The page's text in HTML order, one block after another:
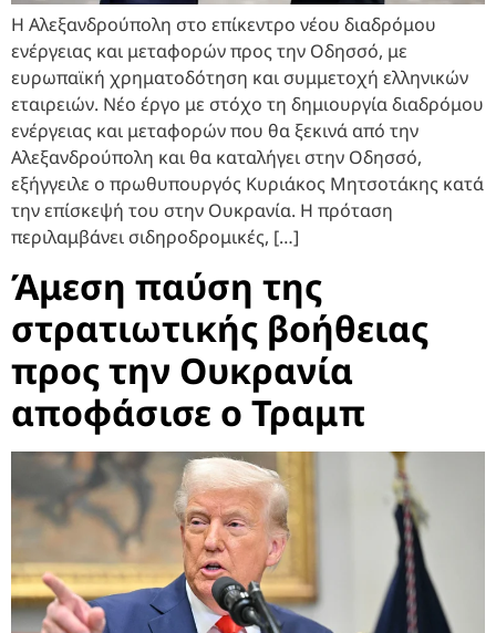
Η Αλεξανδρούπολη στο επίκεντρο νέου διαδρόμου
ενέργειας και μεταφορών προς την Οδησσό, με
ευρωπαϊκή χρηματοδότηση και συμμετοχή ελληνικών
εταιρειών. Νέο έργο με στόχο τη δημιουργία διαδρόμου
ενέργειας και μεταφορών που θα ξεκινά από την
Αλεξανδρούπολη και θα καταλήγει στην Οδησσό,
εξήγγειλε ο πρωθυπουργός Κυριάκος Μητσοτάκης κατά
την επίσκεψή του στην Ουκρανία. Η πρόταση
περιλαμβάνει σιδηροδρομικές, […]
Άμεση παύση της
στρατιωτικής βοήθειας
προς την Ουκρανία
αποφάσισε ο Τραμπ